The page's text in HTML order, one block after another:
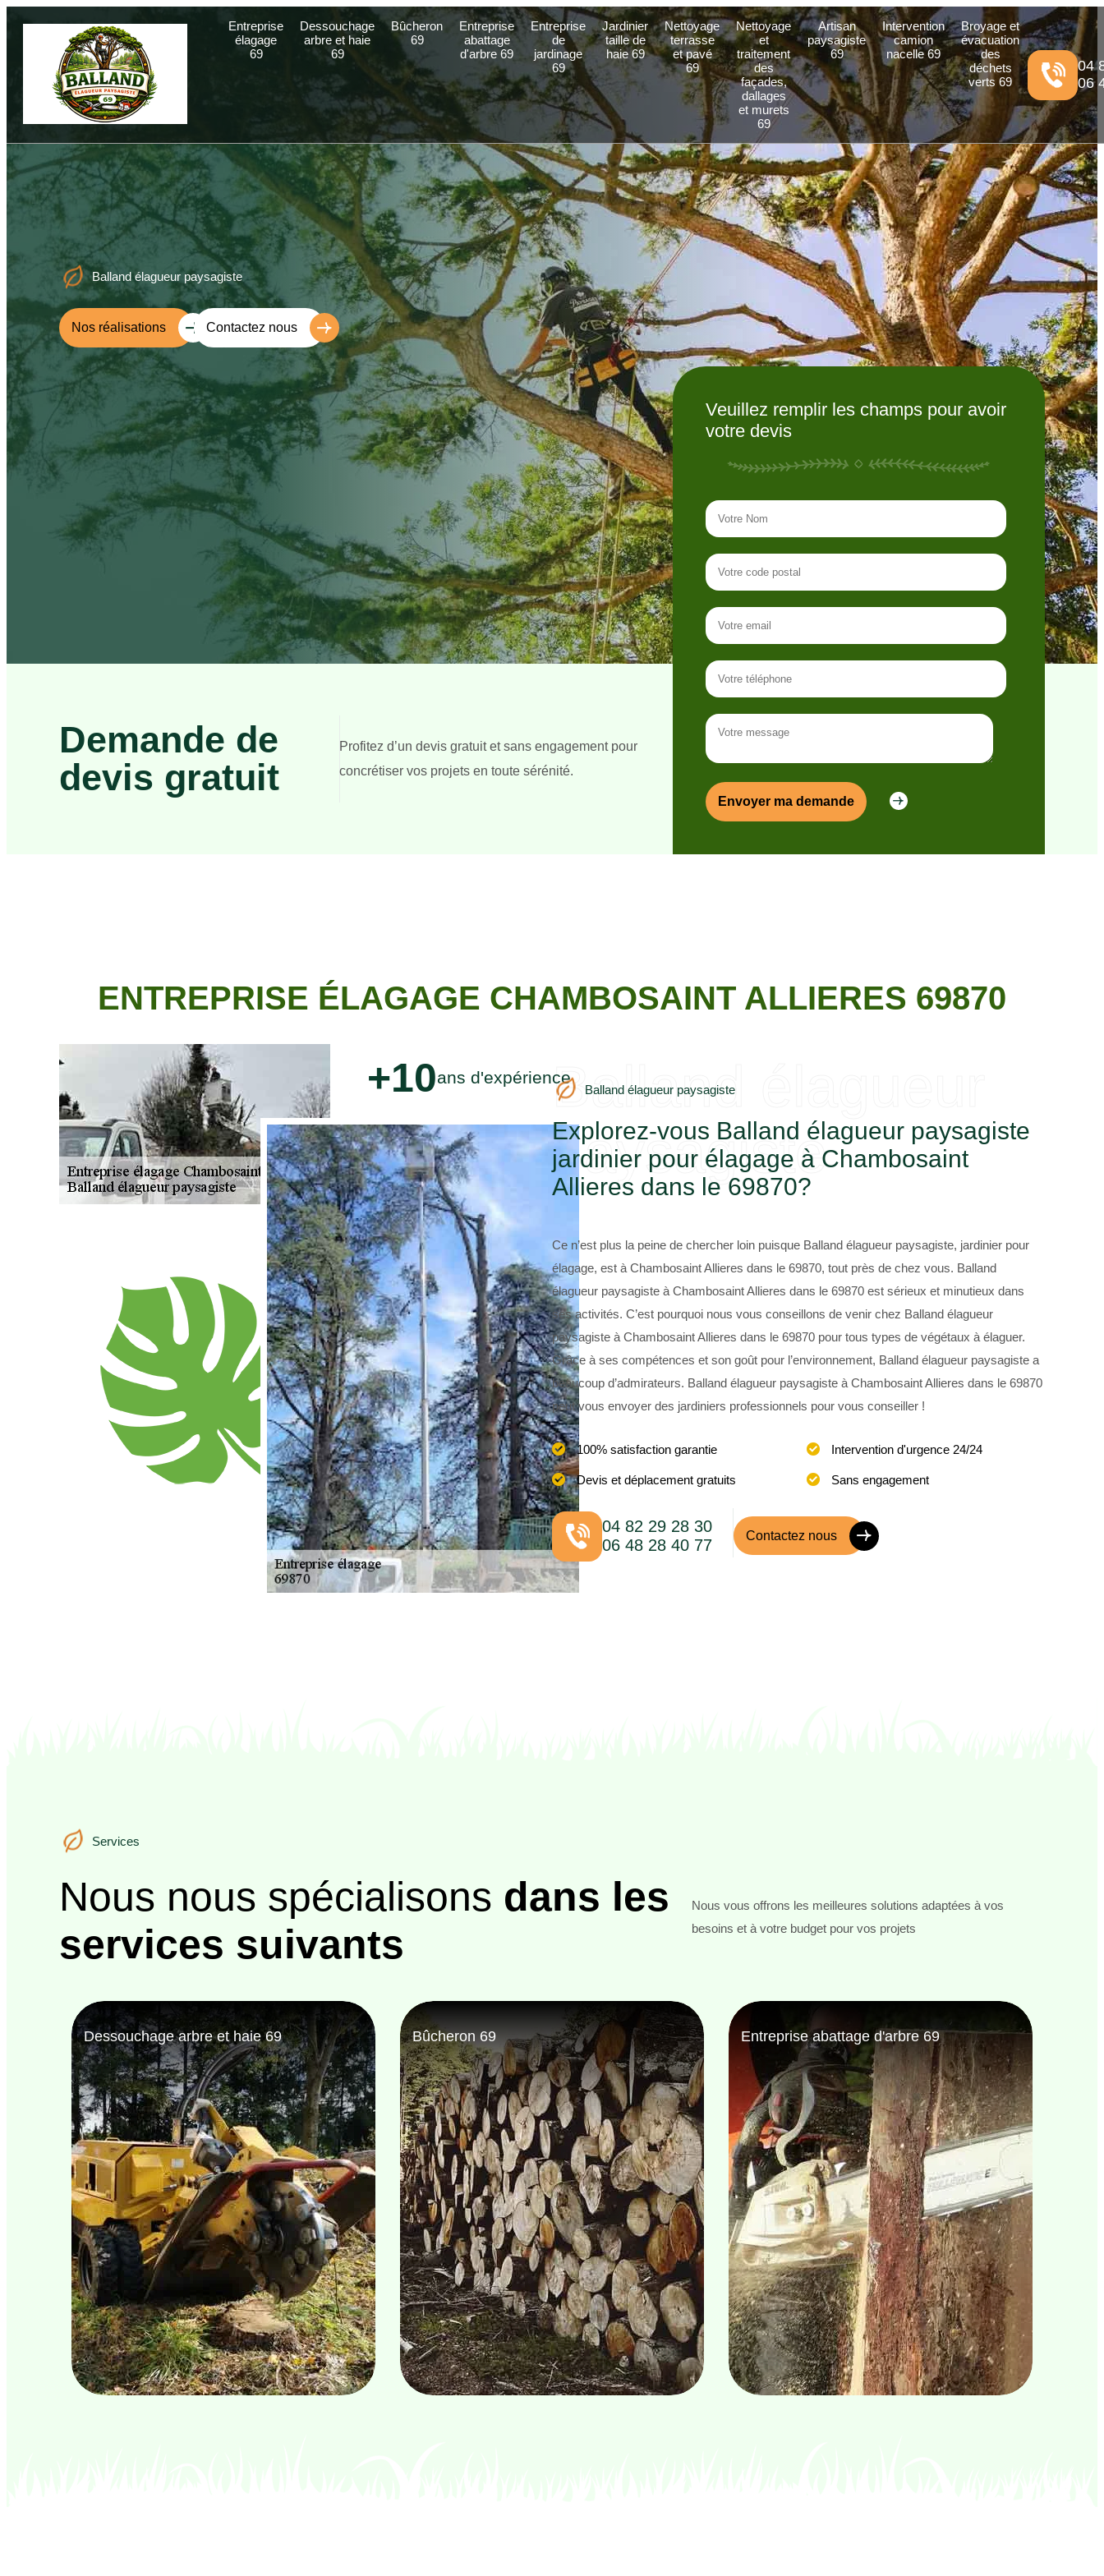
Entreprise
élagage
69
Dessouchage
arbre et haie
69
Bûcheron
69
Entreprise
abattage
d'arbre 69
Entreprise
de
jardinage
69
Jardinier
taille de
haie 69
Nettoyage
terrasse
et pavé
69
Nettoyage
et
traitement
des
façades,
dallages
et murets
69
Artisan
paysagiste
69
Intervention
camion
nacelle 69
Broyage et
évacuation
des
déchets
verts 69
04
06
Balland élagueur paysagiste
Nos réalisations Contactez nous
Demande de
devis gratuit
Profitez d’un devis gratuit et sans engagement pour
concrétiser vos projets en toute sérénité.
Veuillez remplir les champs pour avoir
votre devis
ENTREPRISE ÉLAGAGE CHAMBOSAINT ALLIERES 69870
+10ans d'expérience
Balland élagueur paysagiste
Balland élagueur
paysagiste
Explorez-vous Balland élagueur paysagiste
jardinier pour élagage à Chambosaint
Allieres dans le 69870?
Ce n’est plus la peine de chercher loin puisque Balland élagueur paysagiste, jardinier pour
élagage, est à Chambosaint Allieres dans le 69870, tout près de chez vous. Balland
élagueur paysagiste à Chambosaint Allieres dans le 69870 est sérieux et minutieux dans
ses activités. C’est pourquoi nous vous conseillons de venir chez Balland élagueur
paysagiste à Chambosaint Allieres dans le 69870 pour tous types de végétaux à élaguer.
Grâce à ses compétences et son goût pour l’environnement, Balland élagueur paysagiste a
beaucoup d’admirateurs. Balland élagueur paysagiste à Chambosaint Allieres dans le 69870
peut vous envoyer des jardiniers professionnels pour vous conseiller !
100% satisfaction garantie Intervention d'urgence 24/24
Devis et déplacement gratuits Sans engagement
04 82 29 28 30
06 48 28 40 77
Contactez nous
Services
Services
Nous nous spécialisons dans les
services suivants
Nous vous offrons les meilleures solutions adaptées à vos
besoins et à votre budget pour vos projets
Bûcheron 69 Entreprise abattage d'arbre 69 Entreprise de jardinage 69